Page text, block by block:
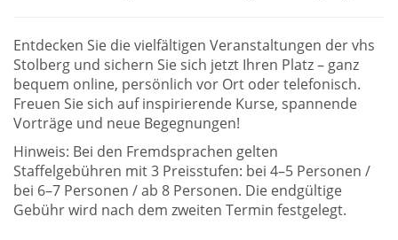
Entdecken Sie die vielfältigen Veranstaltungen der vhs
Stolberg und sichern Sie sich jetzt Ihren Platz – ganz
bequem online, persönlich vor Ort oder telefonisch.
Freuen Sie sich auf inspirierende Kurse, spannende
Vorträge und neue Begegnungen!
Hinweis: Bei den Fremdsprachen gelten
Staffelgebühren mit 3 Preisstufen: bei 4–5 Personen /
bei 6–7 Personen / ab 8 Personen. Die endgültige
Gebühr wird nach dem zweiten Termin festgelegt.